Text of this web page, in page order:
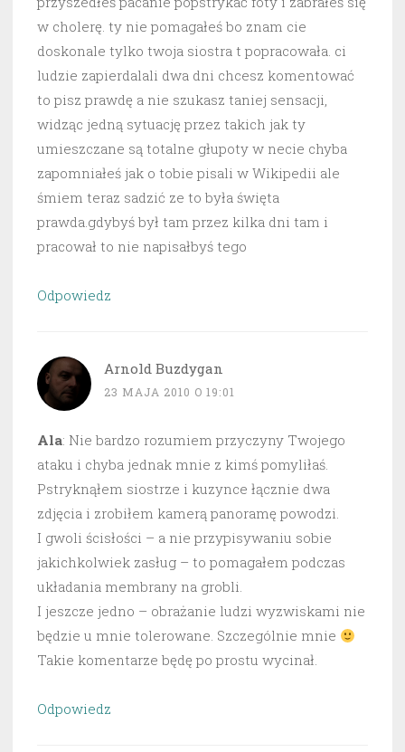
w cholerę. ty nie pomagałeś bo znam cie
doskonale tylko twoja siostra t popracowała. ci
ludzie zapierdalali dwa dni chcesz komentować
to pisz prawdę a nie szukasz taniej sensacji,
widząc jedną sytuację przez takich jak ty
umieszczane są totalne głupoty w necie chyba
zapomniałeś jak o tobie pisali w Wikipedii ale
śmiem teraz sadzić ze to była święta
prawda.gdybyś był tam przez kilka dni tam i
pracował to nie napisałbyś tego
Odpowiedz
Arnold Buzdygan
23 MAJA 2010 O 19:01
Ala: Nie bardzo rozumiem przyczyny Twojego
ataku i chyba jednak mnie z kimś pomyliłaś.
Pstryknąłem siostrze i kuzynce łącznie dwa
zdjęcia i zrobiłem kamerą panoramę powodzi.
I gwoli ścisłości – a nie przypisywaniu sobie
jakichkolwiek zasług – to pomagałem podczas
układania membrany na grobli.
I jeszcze jedno – obrażanie ludzi wyzwiskami nie
będzie u mnie tolerowane. Szczególnie mnie
Takie komentarze będę po prostu wycinał.
Odpowiedz